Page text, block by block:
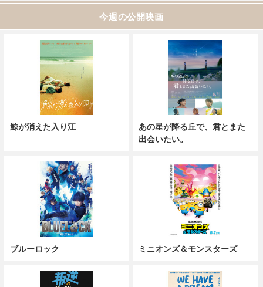
今週の公開映画
鯨が消えた入り江
あの星が降る丘で、君とまた
出会いたい。
ブルーロック ミニオンズ＆モンスターズ